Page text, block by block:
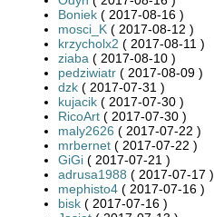
Boniek ( 2017-08-16 )
mosci_K ( 2017-08-12 )
krzycholx2 ( 2017-08-11 )
ziaba ( 2017-08-10 )
pedziwiatr ( 2017-08-09 )
dzk ( 2017-07-31 )
kujacik ( 2017-07-30 )
RicoArt ( 2017-07-30 )
maly2626 ( 2017-07-22 )
mrbernet ( 2017-07-22 )
GiGi ( 2017-07-21 )
adrusa1988 ( 2017-07-17 )
mephisto4 ( 2017-07-16 )
bisk ( 2017-07-16 )